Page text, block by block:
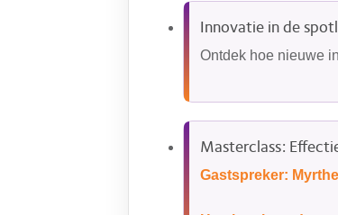
Innovatie in de
Ontdek hoe nieuwe
Masterclass:
Gastspreker: